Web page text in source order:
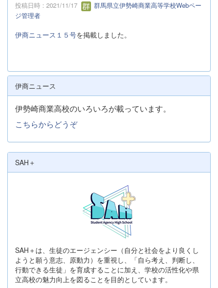
投稿日時 : 2021/11/17
群馬県立伊勢崎商業高等学校Webペー
ジ管理者
伊商ニュース１５号を掲載しました。
伊商ニュース
伊勢崎商業高校のいろいろが載っています。
こちらからどうぞ
SAH＋
SAH＋は、生徒のエージェンシー（自分と社会をより良くし
ようと願う意志、原動力）を重視し、「自ら考え、判断し、
行動できる生徒」を育成することに加え、学校の活性化や県
立高校の魅力向上を図ることを目的としています。